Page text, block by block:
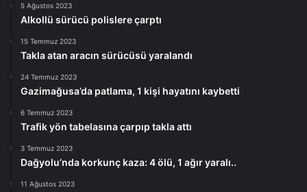
5 Ağustos 2023
Alkollü sürücü polislere çarptı
15 Temmuz 2023
Takla atan aracın sürücüsü yaralandı
24 Temmuz 2023
Gazimağusa’da patlama, 1 kişi hayatını kaybetti
6 Temmuz 2023
Trafik yön tabelasına çarpıp takla attı
3 Temmuz 2023
Dağyolu’nda korkunç kaza: 4 ölü, 1 ağır yaralı..
11 Ağustos 2023